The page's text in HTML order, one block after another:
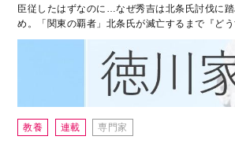
臣従したはずなのに…なぜ秀吉は北条氏討伐に
め。「関東の覇者」北条氏が滅亡するまで『ど
教養 連載 専門家